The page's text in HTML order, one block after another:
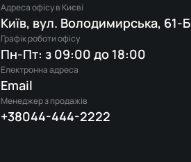
Адреса офісу в Києві
Київ, вул. Володимирська, 61-Б
Графік роботи офісу
Пн-Пт: з 09:00 до 18:00
Електронна адреса
Email
Менеджер з продажів
+38044-444-2222